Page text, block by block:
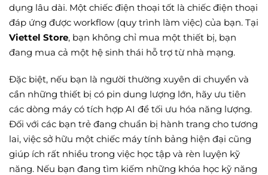
dụng lâu dài. Một chiếc điện thoại tốt là chiếc điện thoại
đáp ứng được workflow (quy trình làm việc) của bạn. Tại
Viettel Store, bạn không chỉ mua một thiết bị, bạn
đang mua cả một hệ sinh thái hỗ trợ từ nhà mạng.
Đặc biệt, nếu bạn là người thường xuyên di chuyển và
cần những thiết bị có pin dung lượng lớn, hãy ưu tiên
các dòng máy có tích hợp AI để tối ưu hóa năng lượng.
Đối với các bạn trẻ đang chuẩn bị hành trang cho tương
lai, việc sở hữu một chiếc máy tính bảng hiện đại cũng
giúp ích rất nhiều trong việc học tập và rèn luyện kỹ
năng. Nếu bạn đang tìm kiếm những khóa học kỹ năng